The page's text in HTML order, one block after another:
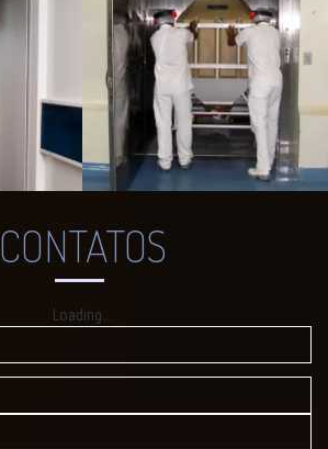
CONTATOS
Loading...